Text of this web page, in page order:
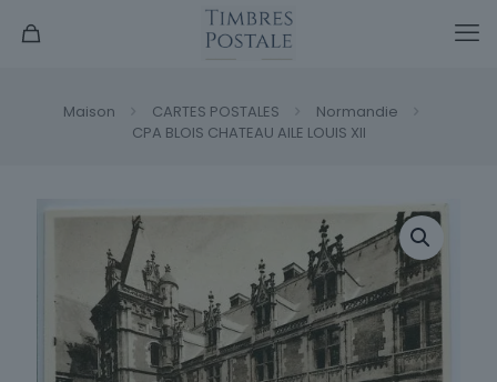
Maison CARTES POSTALES
Normandie
CPA BLOIS CHATEAU AILE LOUIS XII